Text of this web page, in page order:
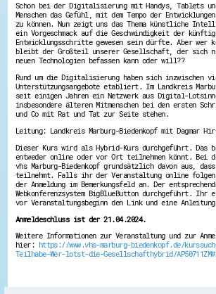
Mach dich
GEMA-Pakt
Di@-Lotsen in Hessen
Energiepreiskrise und
Flüchtlingshilfe +
Patenschaftsprojekte
Qualifizierung &
Stiftungen
Vereine, Spenden,
Versicherungsschutz
Wissenswertes rund um
Zahlen, Daten, Fakten
Service
Suche
Downloads
Impressum
Datenschutz
Erklärung zur
Barriere melden
Schon bei der Digitalisierung mit Handys, Tablets
Menschen das Gefühl, mit dem Tempo der
zu können. Nun zeigt uns das Thema künstliche
ein Vorgeschmack auf die Geschwindigkeit der
Entwicklungsschritte gewesen sein dürfte. Aber wer
bleibt der Großteil unserer Gesellschaft, der sich
neuen Technologien befassen kann oder will??
Rund um die Digitalisierung haben sich inzwischen
Unterstützungsangebote etabliert. Im Landkreis
seit einigen Jahren ein Netzwerk aus Digital-
insbesondere älteren Mitmenschen bei den ersten
und Co mit Rat und Tat zur Seite stehen.
Leitung: Landkreis Marburg-Biedenkopf mit Dagmar
Dieser Kurs wird als Hybrid-Kurs durchgeführt. Das
entweder online oder vor Ort teilnehmen könnt. Bei
vhs Marburg-Biedenkopf grundsätzlich davon aus,
teilnehmt. Falls ihr der Veranstaltung online
der Anmeldung im Bemerkungsfeld an. Der
Webkonferenzsystem BigBlueButton durchgeführt.
vor Veranstaltungsbeginn den Link und eine
Anmeldeschluss ist der 21.04.2024.
Weitere Informationen zur Veranstaltung und zur
hier: https://www.vhs-marburg-biedenkopf.de/
Teilhabe-Wer-lotst-die-Gesellschafthybrid/